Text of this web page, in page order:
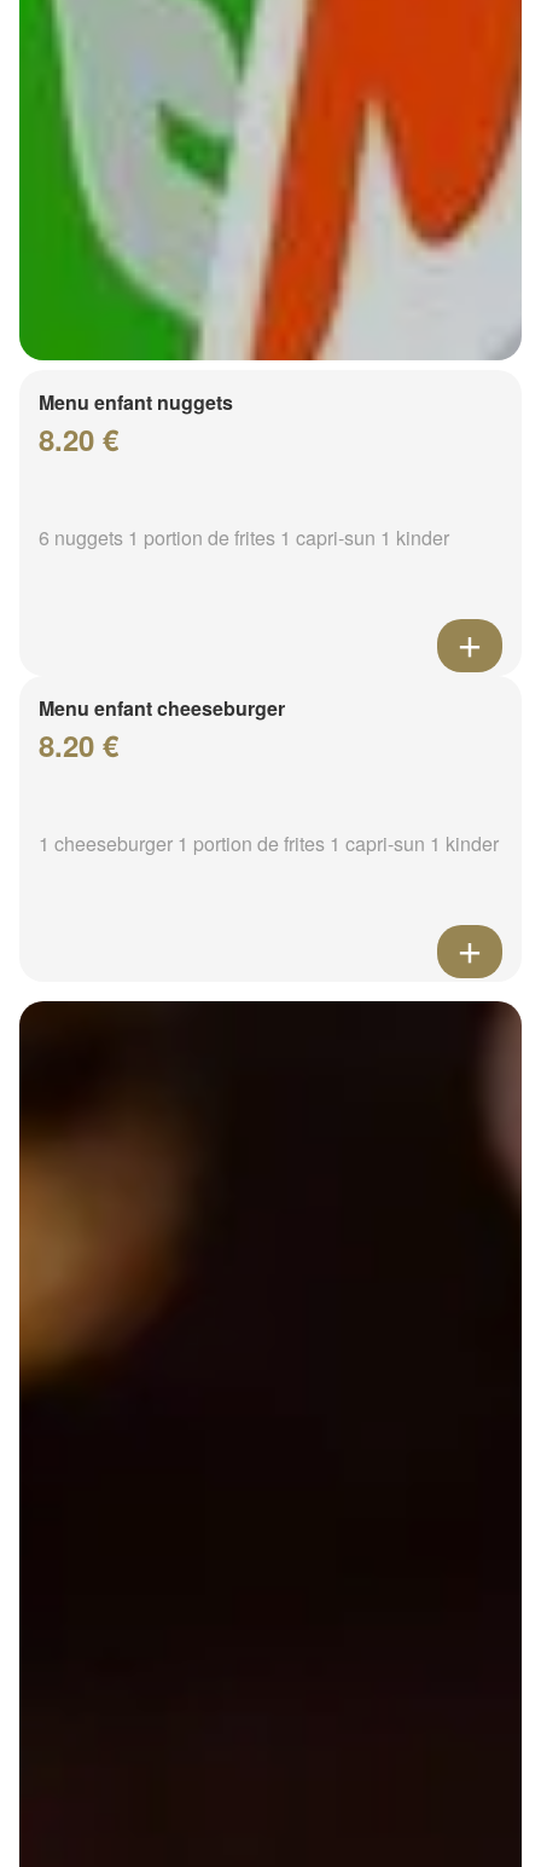
Menu enfant nuggets
8.20 €
6 nuggets 1 portion de frites 1 capri-sun 1 kinder
Menu enfant cheeseburger
8.20 €
1 cheeseburger 1 portion de frites 1 capri-sun 1 kinder